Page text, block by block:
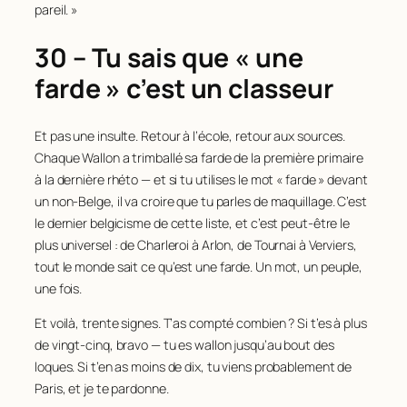
pareil. »
30 – Tu sais que « une
farde » c’est un classeur
Et pas une insulte. Retour à l’école, retour aux sources.
Chaque Wallon a trimballé sa farde de la première primaire
à la dernière rhéto — et si tu utilises le mot « farde » devant
un non-Belge, il va croire que tu parles de maquillage. C’est
le dernier belgicisme de cette liste, et c’est peut-être le
plus universel : de Charleroi à Arlon, de Tournai à Verviers,
tout le monde sait ce qu’est une farde. Un mot, un peuple,
une fois.
Et voilà, trente signes. T’as compté combien ? Si t’es à plus
de vingt-cinq, bravo — tu es wallon jusqu’au bout des
loques. Si t’en as moins de dix, tu viens probablement de
Paris, et je te pardonne.